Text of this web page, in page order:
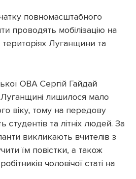
повномасштабного
проводять мобілізацію на
Луганщини та
ОВА Сергій Гайдай
лишилося мало
віку, тому на передову
студентів та літніх людей. За
викликають вчителів з
їм повістки, а також
чоловічої статі на